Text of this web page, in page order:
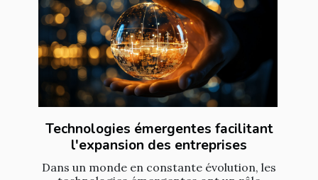
Technologies émergentes facilitant
l'expansion des entreprises
Dans un monde en constante évolution, les